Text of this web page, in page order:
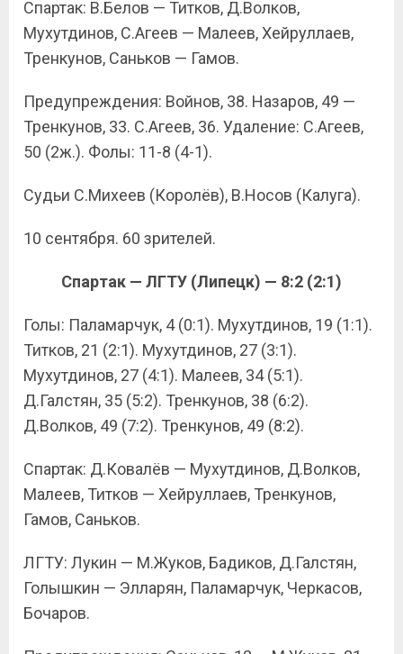
Спартак: В.Белов — Титков, Д.Волков,
Мухутдинов, С.Агеев — Малеев, Хейруллаев,
Тренкунов, Саньков — Гамов.
Предупреждения: Войнов, 38. Назаров, 49 —
Тренкунов, 33. С.Агеев, 36. Удаление: С.Агеев,
50 (2ж.). Фолы: 11-8 (4-1).
Судьи С.Михеев (Королёв), В.Носов (Калуга).
10 сентября. 60 зрителей.
Спартак — ЛГТУ (Липецк) — 8:2 (2:1)
Голы: Паламарчук, 4 (0:1). Мухутдинов, 19 (1:1).
Титков, 21 (2:1). Мухутдинов, 27 (3:1).
Мухутдинов, 27 (4:1). Малеев, 34 (5:1).
Д.Галстян, 35 (5:2). Тренкунов, 38 (6:2).
Д.Волков, 49 (7:2). Тренкунов, 49 (8:2).
Спартак: Д.Ковалёв — Мухутдинов, Д.Волков,
Малеев, Титков — Хейруллаев, Тренкунов,
Гамов, Саньков.
ЛГТУ: Лукин — М.Жуков, Бадиков, Д.Галстян,
Голышкин — Элларян, Паламарчук, Черкасов,
Бочаров.